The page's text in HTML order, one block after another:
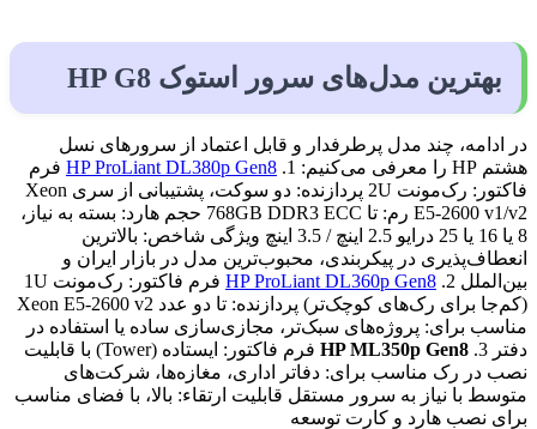
بهترین مدل‌های سرور استوک HP G8
در ادامه، چند مدل پرطرفدار و قابل اعتماد از سرورهای نسل
هشتم HP را معرفی می‌کنیم: 1.
HP ProLiant DL380p Gen8 فرم
فاکتور: رک‌مونت 2U پردازنده: دو سوکت، پشتیبانی از سری Xeon
E5-2600 v1/v2 رم: تا 768GB DDR3 ECC حجم هارد: بسته به نیاز،
8 یا 16 یا 25 درایو 2.5 اینچ / 3.5 اینچ ویژگی شاخص: بالاترین
انعطاف‌پذیری در پیکربندی، محبوب‌ترین مدل در بازار ایران و
بین‌الملل 2.
HP ProLiant DL360p Gen8
فرم فاکتور: رک‌مونت 1U
(کم‌جا برای رک‌های کوچک‌تر) پردازنده: تا دو عدد Xeon E5-2600 v2
مناسب برای: پروژه‌های سبک‌تر، مجازی‌سازی ساده یا استفاده در
دفتر 3.
HP ML350p Gen8
فرم فاکتور: ایستاده (Tower) با قابلیت
نصب در رک مناسب برای: دفاتر اداری، مغازه‌ها، شرکت‌های
متوسط با نیاز به سرور مستقل قابلیت ارتقاء: بالا، با فضای مناسب
برای نصب هارد و کارت توسعه